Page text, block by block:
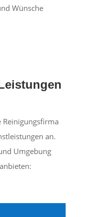
Wünsche
Reinigungsfirma
an.
Umgebung